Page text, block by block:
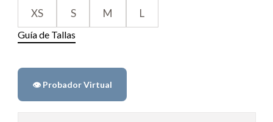
XS S M L
Guía de Tallas
👁️ Probador Virtual